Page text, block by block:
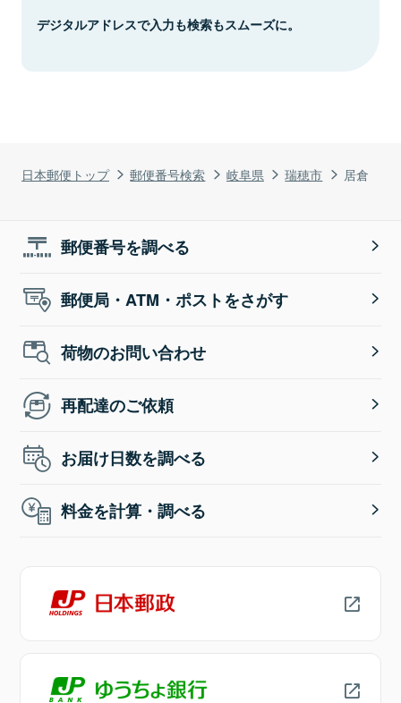
日本郵便トップ 郵便番号検索 岐阜県 瑞穂市 居倉
デジタルアドレスで入力も検索もスムーズに。
郵便番号を調べる
郵便局・ATM・ポストをさがす
荷物のお問い合わせ
再配達のご依頼
お届け日数を調べる
料金を計算・調べる